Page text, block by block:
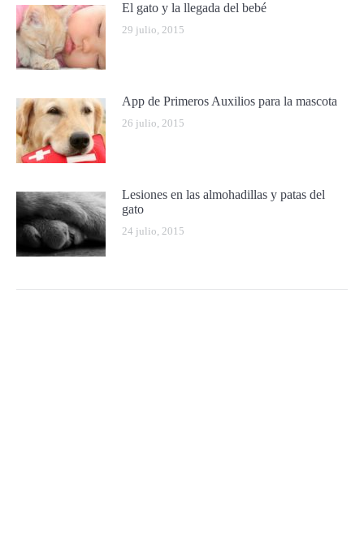
El gato y la llegada del bebé
29 julio, 2015
App de Primeros Auxilios para la mascota
26 julio, 2015
Lesiones en las almohadillas y patas del
gato
24 julio, 2015